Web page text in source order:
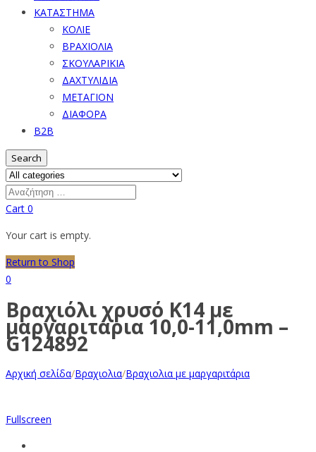
ΚΑΤΑΣΤΗΜΑ
ΚΟΛΙΕ
ΒΡΑΧΙΟΛΙΑ
ΣΚΟΥΛΑΡΙΚΙΑ
ΔΑΧΤΥΛΙΔΙΑ
ΜΕΤΑΓΙΟΝ
ΔΙΑΦΟΡΑ
B2B
Search
Cart 0
Your cart is empty.
Return to Shop
0
Βραχιόλι χρυσό Κ14 με
μαργαριτάρια 10,0-11,0mm –
G124892
Αρχική σελίδα/Βραχιολια/Βραχιολια με μαργαριτάρια
Fullscreen